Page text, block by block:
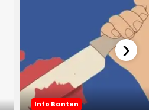
Info Banten
›